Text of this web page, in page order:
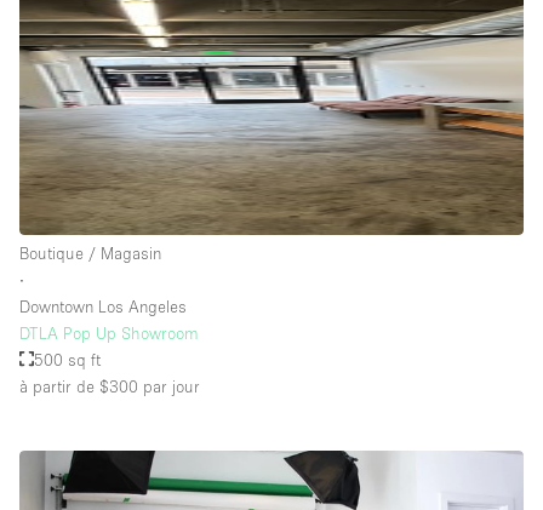
Boutique / Magasin
∙
Downtown Los Angeles
DTLA Pop Up Showroom
500 sq ft
à partir de $300 par jour